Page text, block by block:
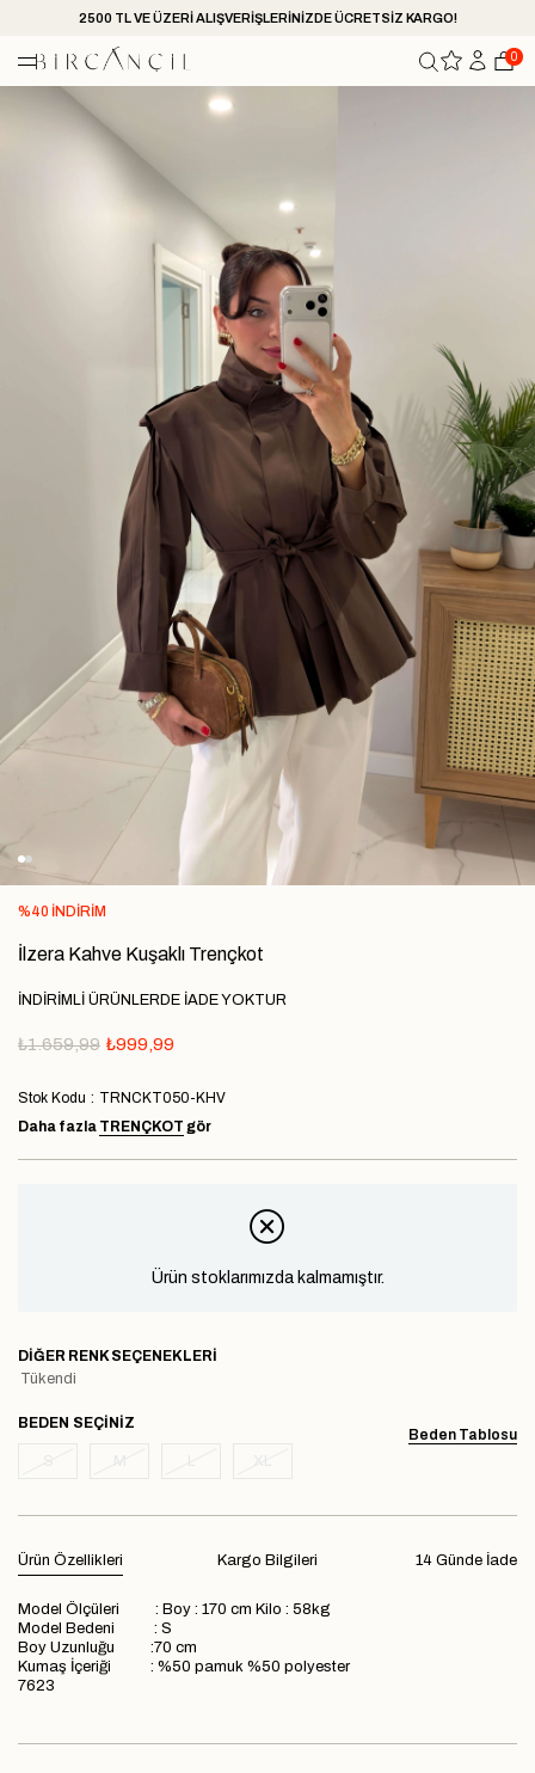
2500 TL VE ÜZERİ ALIŞVERİŞLERİNİZDE ÜCRETSİZ KARGO!
0
%40 İNDIRIM
İlzera Kahve Kuşaklı Trençkot
İNDİRİMLİ ÜRÜNLERDE İADE YOKTUR
₺1.659,99 ₺999,99
Stok Kodu
TRNCKT050-KHV
Daha fazla TRENÇKOT gör
Ürün stoklarımızda kalmamıştır.
DIĞER RENK SEÇENEKLERI
Tükendi
Beden Tablosu
BEDEN
Ürün Özellikleri 14 Günde İade
Kargo Bilgileri
Model Ölçüleri : Boy : 170 cm Kilo : 58kg
Model Bedeni : S
Boy Uzunluğu :70 cm
Kumaş İçeriği : %50 pamuk %50 polyester
7623